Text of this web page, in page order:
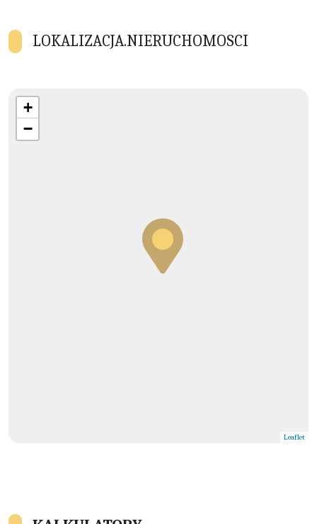
LOKALIZACJA.NIERUCHOMOSCI
+
−
Leaflet